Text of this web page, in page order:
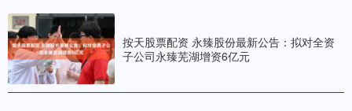
按天股票配资 永臻股份最新公告：拟对全资
子公司永臻芜湖增资6亿元